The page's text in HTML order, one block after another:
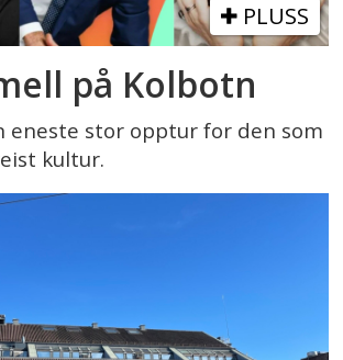
PLUSS
på Kolbotn
eneste stor opptur for den som
kultur.